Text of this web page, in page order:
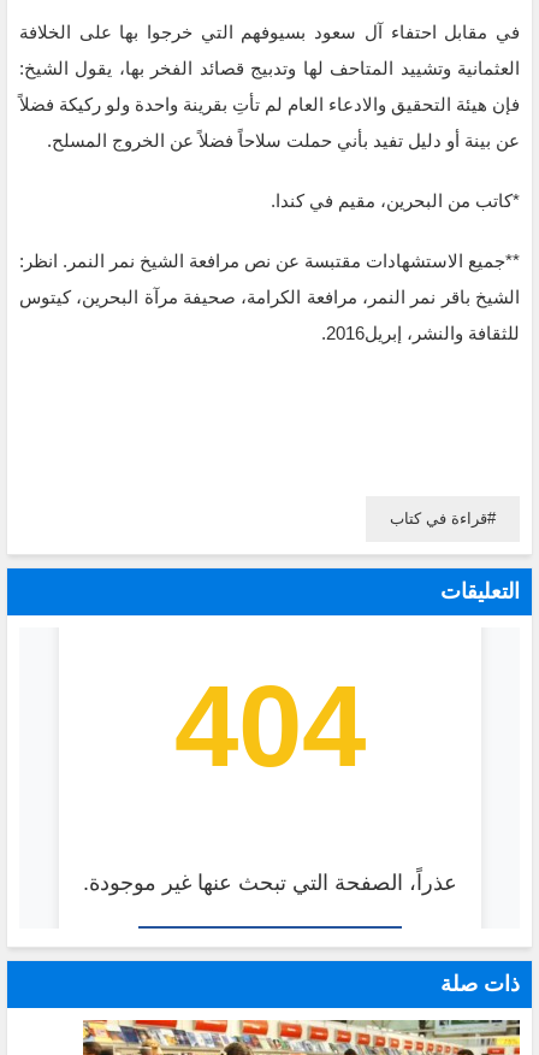
في مقابل احتفاء آل سعود بسيوفهم التي خرجوا بها على الخلافة
العثمانية وتشييد المتاحف لها وتدبيج قصائد الفخر بها، يقول الشيخ:
فإن هيئة التحقيق والادعاء العام لم تأتِ بقرينة واحدة ولو ركيكة فضلاً
عن بينة أو دليل تفيد بأني حملت سلاحاً فضلاً عن الخروج المسلح.
*كاتب من البحرين، مقيم في كندا.
**جميع الاستشهادات مقتبسة عن نص مرافعة الشيخ نمر النمر. انظر:
الشيخ باقر نمر النمر، مرافعة الكرامة، صحيفة مرآة البحرين، كيتوس
للثقافة والنشر، إبريل2016.
قراءة في كتاب
التعليقات
ذات صلة